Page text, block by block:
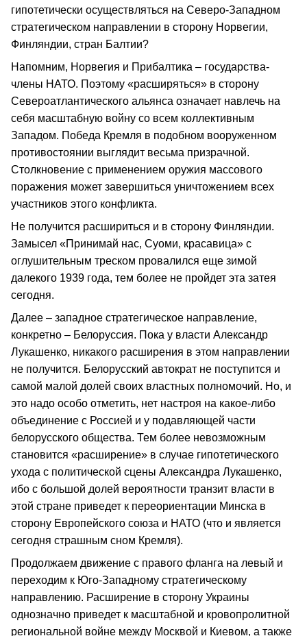
гипотетически осуществляться на Северо-Западном
стратегическом направлении в сторону Норвегии,
Финляндии, стран Балтии?
Напомним, Норвегия и Прибалтика – государства-
члены НАТО. Поэтому «расширяться» в сторону
Североатлантического альянса означает навлечь на
себя масштабную войну со всем коллективным
Западом. Победа Кремля в подобном вооруженном
противостоянии выглядит весьма призрачной.
Столкновение с применением оружия массового
поражения может завершиться уничтожением всех
участников этого конфликта.
Не получится расшириться и в сторону Финляндии.
Замысел «Принимай нас, Суоми, красавица» с
оглушительным треском провалился еще зимой
далекого 1939 года, тем более не пройдет эта затея
сегодня.
Далее – западное стратегическое направление,
конкретно – Белоруссия. Пока у власти Александр
Лукашенко, никакого расширения в этом направлении
не получится. Белорусский автократ не поступится и
самой малой долей своих властных полномочий. Но, и
это надо особо отметить, нет настроя на какое-либо
объединение с Россией и у подавляющей части
белорусского общества. Тем более невозможным
становится «расширение» в случае гипотетического
ухода с политической сцены Александра Лукашенко,
ибо с большой долей вероятности транзит власти в
этой стране приведет к переориентации Минска в
сторону Европейского союза и НАТО (что и является
сегодня страшным сном Кремля).
Продолжаем движение с правого фланга на левый и
переходим к Юго-Западному стратегическому
направлению. Расширение в сторону Украины
однозначно приведет к масштабной и кровопролитной
региональной войне между Москвой и Киевом, а также